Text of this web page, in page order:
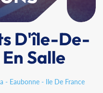
D'île-De-
Salle
- Eaubonne - Ile De France